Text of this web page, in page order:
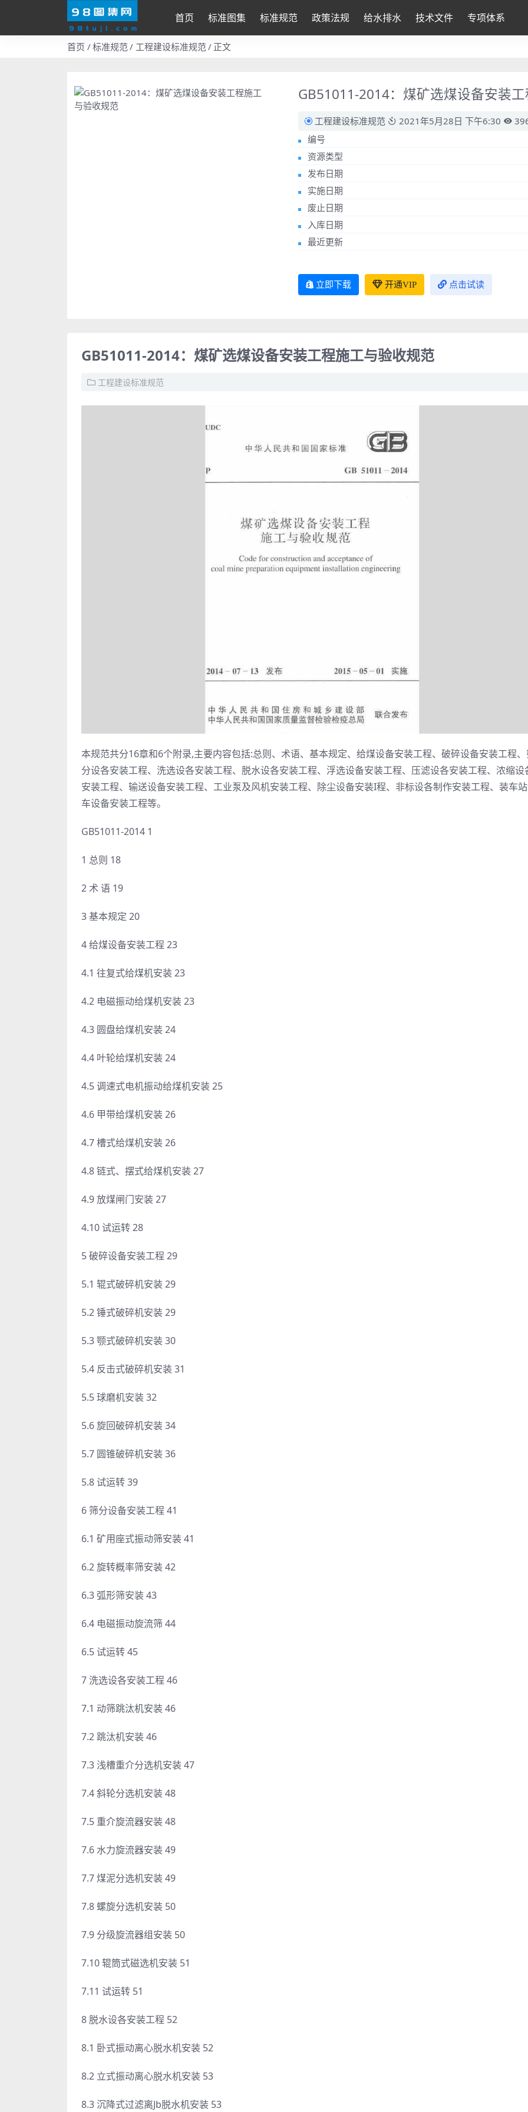
首页 标准图集 标准规范 政策法规 给水排水 技术文件 专项体系
首页 标准规范 工程建设标准规范 正文
GB51011-2014：煤矿选煤设备安装
工程建设标准规范 2021年5月28日 下午6:30
编号
资源类型
发布日期
实施日期
废止日期
入库日期
最近更新
立即下载 开通VIP 点击试读
GB51011-2014：煤矿选煤设备安装工程施工与验收规范
工程建设标准规范
本规范共分16章和6个附录,主要内容包括:总则、术语、基本规定、给煤设备安装工程、破碎设备安装工程、
分设各安装工程、洗选设各安装工程、脱水设各安装工程、浮选设备安装工程、压滤设各安装工程、浓缩设
安装工程、输送设备安装工程、工业泵及风机安装工程、除尘设备安装I程、非标设各制作安装工程、装车
车设备安装工程等。
GB51011-2014 1
1 总则 18
2 术 语 19
3 基本规定 20
4 给煤设备安装工程 23
4.1 往复式给煤机安装 23
4.2 电磁振动给煤机安装 23
4.3 圆盘给煤机安装 24
4.4 叶轮给煤机安装 24
4.5 调速式电机振动给煤机安装 25
4.6 甲带给煤机安装 26
4.7 槽式给煤机安装 26
4.8 链式、摆式给煤机安装 27
4.9 放煤闸门安装 27
4.10 试运转 28
5 破碎设备安装工程 29
5.1 辊式破碎机安装 29
5.2 锤式破碎机安装 29
5.3 颚式破碎机安装 30
5.4 反击式破碎机安装 31
5.5 球磨机安装 32
5.6 旋回破碎机安装 34
5.7 圆锥破碎机安装 36
5.8 试运转 39
6 筛分设备安装工程 41
6.1 矿用座式振动筛安装 41
6.2 旋转概率筛安装 42
6.3 弧形筛安装 43
6.4 电磁振动旋流筛 44
6.5 试运转 45
7 洗选设各安装工程 46
7.1 动筛跳汰机安装 46
7.2 跳汰机安装 46
7.3 浅槽重介分选机安装 47
7.4 斜轮分选机安装 48
7.5 重介旋流器安装 48
7.6 水力旋流器安装 49
7.7 煤泥分选机安装 49
7.8 螺旋分选机安装 50
7.9 分级旋流器组安装 50
7.10 辊筒式磁选机安装 51
7.11 试运转 51
8 脱水设各安装工程 52
8.1 卧式振动离心脱水机安装 52
8.2 立式振动离心脱水机安装 53
8.3 沉降式过滤离Jb脱水机安装 53